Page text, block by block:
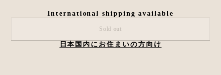
International shipping available
Sold out
日本国内にお住まいの方向け